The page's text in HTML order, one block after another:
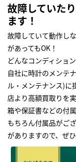
故障していた
ます！
故障していて動作し
があってもOK！
どんなコンディショ
自社に時計のメンテ
ル・メンテナンス)に
店より高額買取りを
箱や保証書などの付
もちろん付属品がご
がありますので、ぜ